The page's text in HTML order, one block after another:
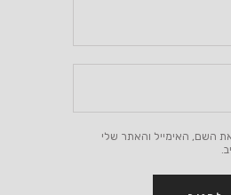
השם, האימייל והאתר שלי